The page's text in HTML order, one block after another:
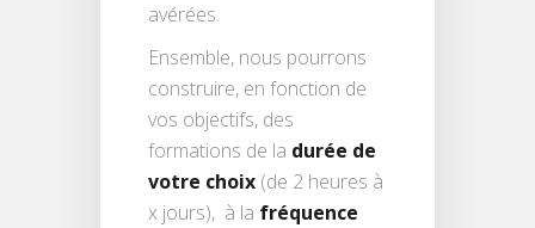
avérées.
Ensemble, nous pourrons
construire, en fonction de
vos objectifs, des
formations de la durée de
votre choix (de 2 heures à
x jours), à la fréquence